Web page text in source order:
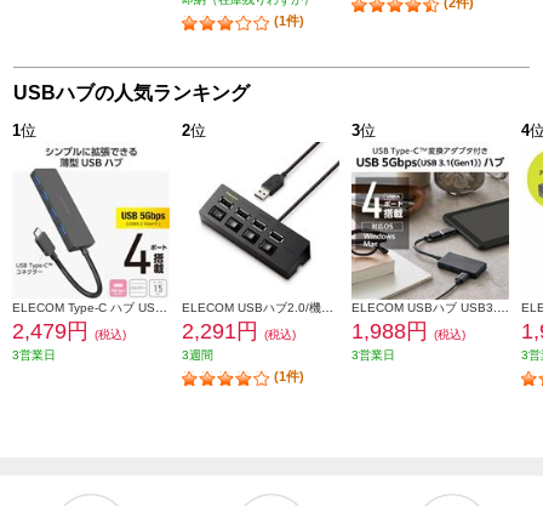
(1件)
USBハブの人気ランキング
1位
2,479円
(税込)
3営業日
2位
2,291円
(税込)
3週間
(1件)
3位
1,988円
(税込)
3営業日
4
3営